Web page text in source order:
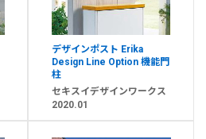
デザインポスト Erika
Design Line Option 機能門
柱
セキスイデザインワークス
2020.01